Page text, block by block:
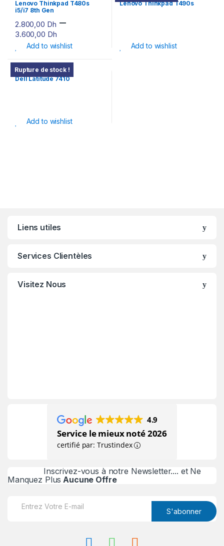
Lenovo Thinkpad T480s
i5/i7 8th Gen
2.800,00 Dh –
3.600,00 Dh
Add to wishlist
Lenovo Thinkpad T490s
Add to wishlist
Rupture de stock !
Pc Portable
Dell Latitude 7410
Add to wishlist
Liens utiles
Services Clientèles
Visitez Nous
4.9
Service le mieux noté 2026
certifié par: Trustindex
Inscrivez-vous à notre Newsletter.... et Ne
Manquez Plus Aucune Offre
S'abonner